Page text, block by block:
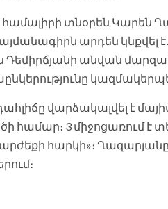
տնօրեն Կարեն
արդեն կնքվել
Դեմիրճյանի անվան
վարձակալվել է
3 միջոցառում է
հարկի»։ Ղազարյանը